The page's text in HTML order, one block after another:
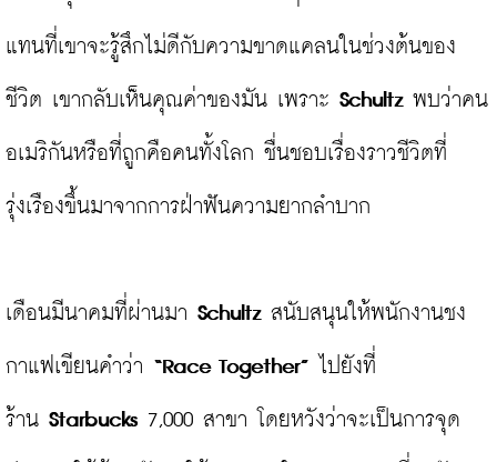
แทนที่เขาจะรู้สึกไม่ดีกับความขาดแคลนในช่วงต้นของ
ชีวิต เขากลับเห็นคุณค่าของมัน เพราะ Schultz พบว่าคน
อเมริกันหรือที่ถูกคือคนทั้งโลก ชื่นชอบเรื่องราวชีวิตที่
รุ่งเรืองขึ้นมาจากการฝ่าฟันความยากลำบาก
เดือนมีนาคมที่ผ่านมา Schultz สนับสนุนให้พนักงานชง
กาแฟเขียนคำว่า “Race Together” ไปยังที่
ร้าน Starbucks 7,000 สาขา โดยหวังว่าจะเป็นการจุด